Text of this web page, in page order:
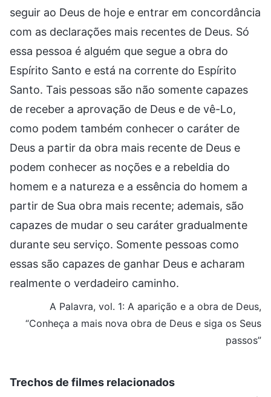
seguir ao Deus de hoje e entrar em concordância
com as declarações mais recentes de Deus. Só
essa pessoa é alguém que segue a obra do
Espírito Santo e está na corrente do Espírito
Santo. Tais pessoas são não somente capazes
de receber a aprovação de Deus e de vê-Lo,
como podem também conhecer o caráter de
Deus a partir da obra mais recente de Deus e
podem conhecer as noções e a rebeldia do
homem e a natureza e a essência do homem a
partir de Sua obra mais recente; ademais, são
capazes de mudar o seu caráter gradualmente
durante seu serviço. Somente pessoas como
essas são capazes de ganhar Deus e acharam
realmente o verdadeiro caminho.
A Palavra, vol. 1: A aparição e a obra de Deus,
“Conheça a mais nova obra de Deus e siga os Seus
passos”
Trechos de filmes relacionados